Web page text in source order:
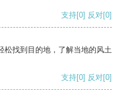
支持[0] 反对[0]
松找到目的地，了解当地的风土
支持[0] 反对[0]